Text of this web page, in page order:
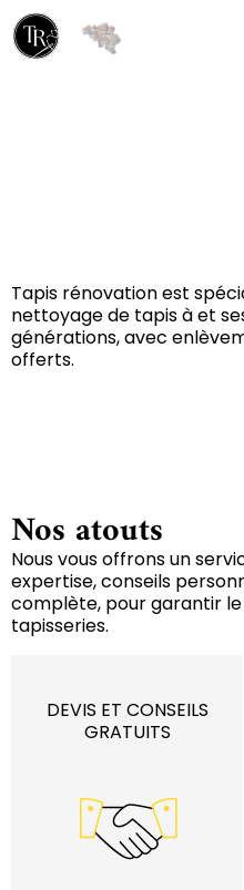
Tapis rénovation est
nettoyage de tapis à et
générations, avec
offerts.
Nos atouts
Nous vous offrons un
expertise, conseils
complète, pour garantir
tapisseries.
DEVIS ET CONSEILS
GRATUITS